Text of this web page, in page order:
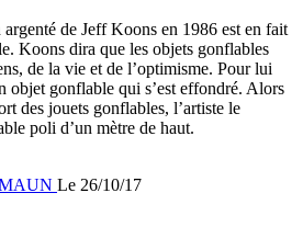
de Jeff Koons en 1986 est en fait
Koons dira que les objets gonflables
de la vie et de l’optimisme. Pour lui
objet gonflable qui s’est effondré. Alors
des jouets gonflables, l’artiste le
poli d’un mètre de haut.
Le 26/10/17